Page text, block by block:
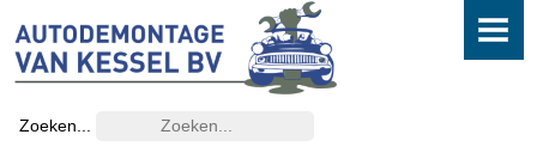
HOME
DEMONTAGE
Zoeken...